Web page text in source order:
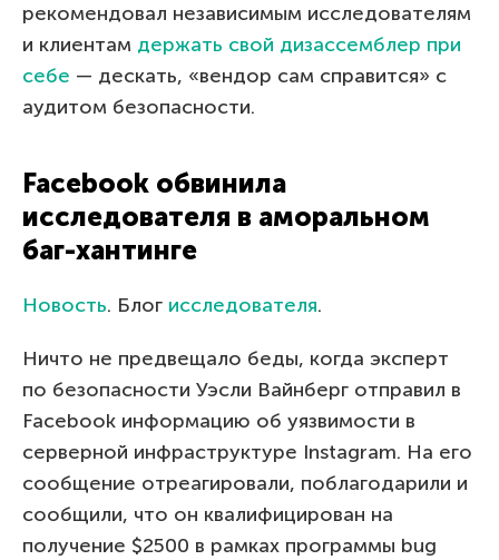
рекомендовал независимым исследователям
и клиентам держать свой дизассемблер при
себе — дескать, «вендор сам справится» с
аудитом безопасности.
Facebook обвинила
исследователя в аморальном
баг-хантинге
Новость. Блог исследователя.
Ничто не предвещало беды, когда эксперт
по безопасности Уэсли Вайнберг отправил в
Facebook информацию об уязвимости в
серверной инфраструктуре Instagram. На его
сообщение отреагировали, поблагодарили и
сообщили, что он квалифицирован на
получение $2500 в рамках программы bug